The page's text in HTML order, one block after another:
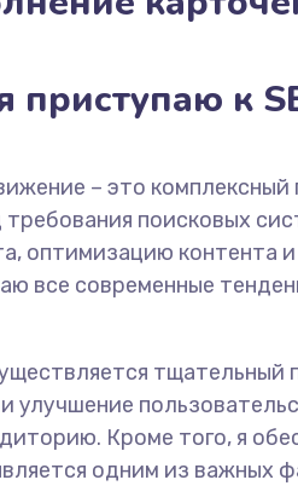
приступаю к
– это
поисковых
оптимизацию
все современные
улучшение
Кроме того, я
одним из важных